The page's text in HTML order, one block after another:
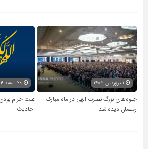
جلوه‌های بزرگ نصرت الهی در ماه مبارک
رمضان دیده شد
علت حرام
احادیث